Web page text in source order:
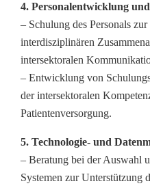
4. Personalentwicklung
– Schulung des Personals
interdisziplinären
intersektoralen
– Entwicklung von
der intersektoralen
Patientenversorgung.
5. Technologie- und
– Beratung bei der Auswahl
Systemen zur Unterstützung